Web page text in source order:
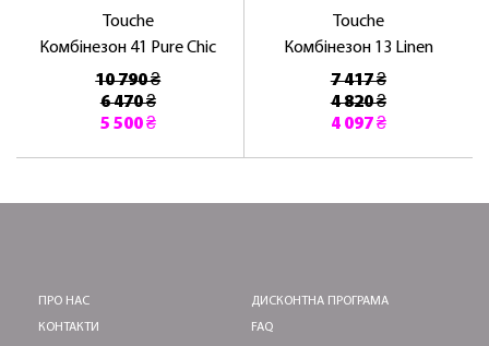
Touche
Комбінезон 41 Pure Chic
10 790 ₴
6 470 ₴
5 500 ₴
Touche
Комбінезон 13 Linen
7 417 ₴
4 820 ₴
4 097 ₴
ПРО НАС
КОНТАКТИ
ДИСКОНТНА ПРОГРАМА
FAQ